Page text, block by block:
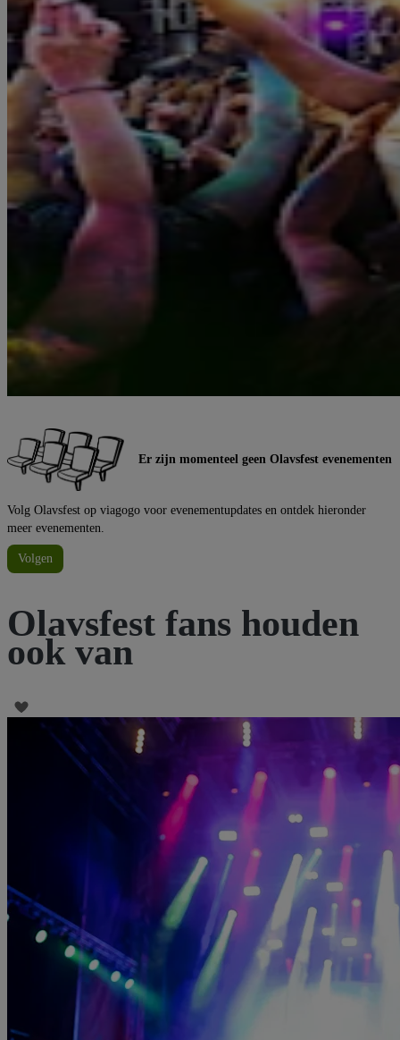
Er zijn momenteel geen Olavsfest evenementen
Volg Olavsfest op viagogo voor evenementupdates en ontdek hieronder
meer evenementen.
Volgen
Olavsfest fans houden
ook van